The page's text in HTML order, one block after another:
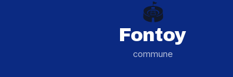
🏟️
Fontoy
commune